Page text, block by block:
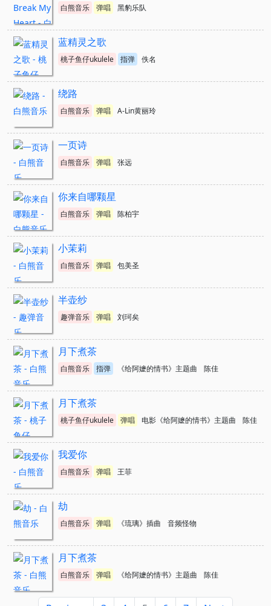
白熊音乐 弹唱 黑豹乐队
蓝精灵之歌
桃子鱼仔ukulele 指弹 佚名
绕路
白熊音乐 弹唱 A-Lin黄丽玲
一页诗
白熊音乐 弹唱 张远
你来自哪颗星
白熊音乐 弹唱 陈柏宇
小茉莉
白熊音乐 弹唱 包美圣
半壶纱
趣弹音乐 弹唱 刘珂矣
月下煮茶
白熊音乐 指弹 《给阿嬷的情书》主题曲 陈佳
月下煮茶
桃子鱼仔ukulele 弹唱 电影《给阿嬷的情书》主题曲 陈佳
我爱你
白熊音乐 弹唱 王菲
劫
白熊音乐 弹唱 《琉璃》插曲 音频怪物
月下煮茶
白熊音乐 弹唱 《给阿嬷的情书》主题曲 陈佳